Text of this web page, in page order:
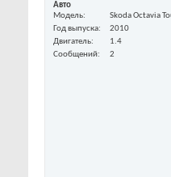
Авто
Модель
Skoda Octavia
Год выпуска
2010
Двигатель
1.4
Сообщений
2